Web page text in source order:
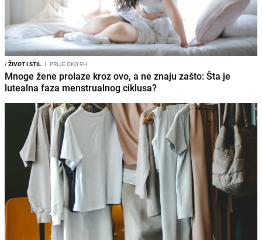
/ŽIVOT I STIL I PRIJE OKO 9H
Mnoge žene prolaze kroz ovo, a ne znaju zašto: Šta je
lutealna faza menstrualnog ciklusa?